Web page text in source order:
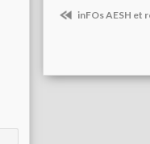
inFOs AESH et